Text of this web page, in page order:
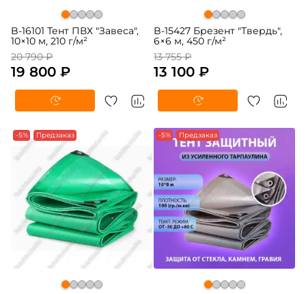
B-16101 Тент ПВХ "Завеса",
10×10 м, 210 г/м²
20 790 ₽
19 800 ₽
B-15427 Брезент "Твердь",
6×6 м, 450 г/м²
13 755 ₽
13 100 ₽
-5% Предзаказ -5% Предзаказ